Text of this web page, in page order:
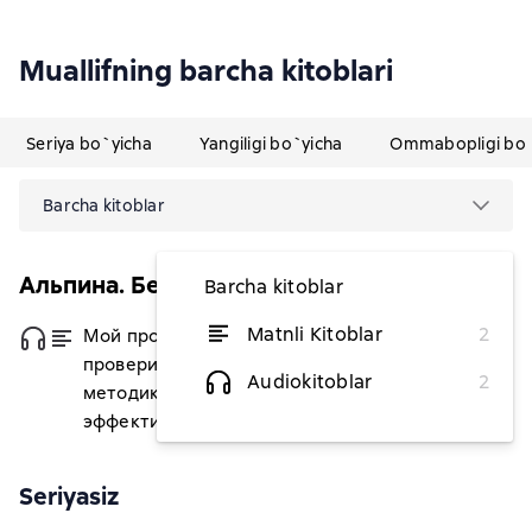
Muallifning barcha kitoblari
Seriya bo`yicha Yangiligi bo`yicha Ommabopligi
Barcha kitoblar
Barcha kitoblar
Matnli Kitoblar
2
Audiokitoblar
2
Альпина. Бестселлер (Саморазвитие)
Мой продуктивный год: Как я
проверил самые известные
методики личной
эффективности на себе
dan 73 296,12 soʻm
Seriyasiz